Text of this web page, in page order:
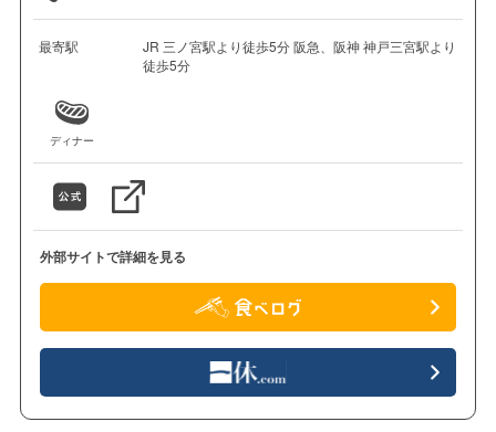
最寄駅
JR 三ノ宮駅より徒歩5分 阪急、阪神 神戸三宮駅より
徒歩5分
ディナー
外部サイトで詳細を見る